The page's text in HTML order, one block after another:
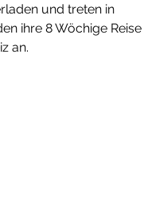
und treten in
ihre 8 Wöchige Reise
an.